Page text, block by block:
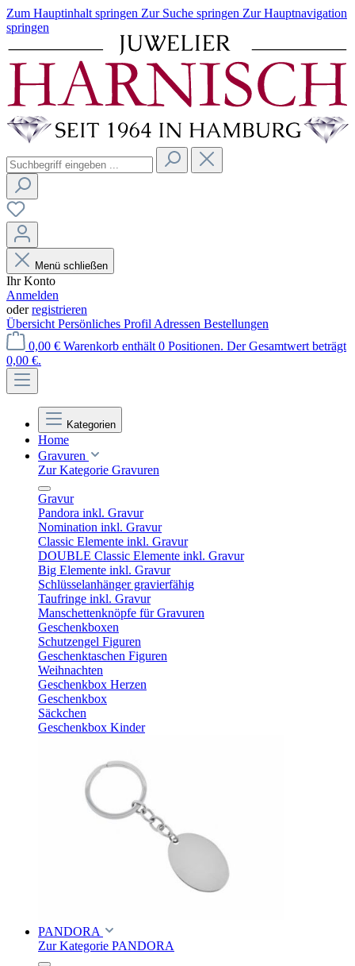
Zum Hauptinhalt springen Zur Suche springen Zur Hauptnavigation
springen
Menü schließen
Ihr Konto
Anmelden
oderregistrieren
Übersicht Persönliches Profil Adressen Bestellungen
0,00 € Warenkorb enthält 0 Positionen. Der Gesamtwert beträgt
0,00 €.
Kategorien
Home
Gravuren
Zur Kategorie Gravuren
Gravur
Pandora inkl. Gravur
Nomination inkl. Gravur
Classic Elemente inkl. Gravur
DOUBLE Classic Elemente inkl. Gravur
Big Elemente inkl. Gravur
Schlüsselanhänger gravierfähig
Taufringe inkl. Gravur
Manschettenknöpfe für Gravuren
Geschenkboxen
Schutzengel Figuren
Geschenktaschen Figuren
Weihnachten
Geschenkbox Herzen
Geschenkbox
Säckchen
Geschenkbox Kinder
PANDORA
Zur Kategorie PANDORA